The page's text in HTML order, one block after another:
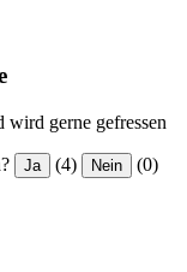
wird gerne gefressen
Ja (4) Nein (0)